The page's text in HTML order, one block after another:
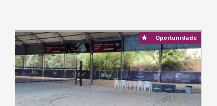
Oportunidade